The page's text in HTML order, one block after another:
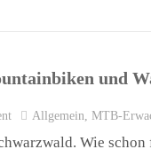
und
Allgemein, MTB-
Wie